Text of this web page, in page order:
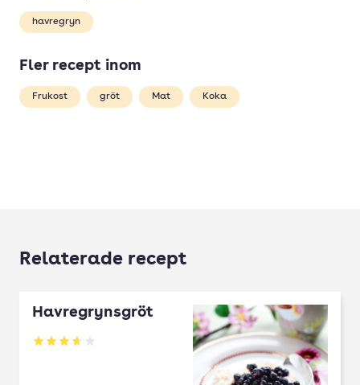
havregryn
Fler recept inom
Frukost gröt Mat Koka
Relaterade recept
Havregrynsgröt
Betyg: 3.66 av 5